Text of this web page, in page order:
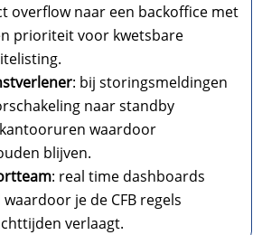
overflow naar een backoffice met
prioriteit voor kwetsbare
: bij storingsmeldingen
naar standby
waardoor
blijven.​
: real time dashboards
je de CFB regels
verlaagt.​